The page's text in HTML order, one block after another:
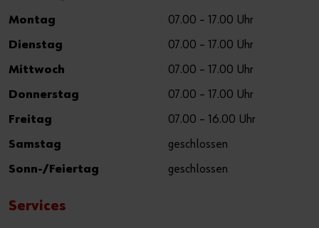
Montag 07.00 – 17.00 Uhr
Dienstag 07.00 – 17.00 Uhr
Mittwoch 07.00 – 17.00 Uhr
Donnerstag 07.00 – 17.00 Uhr
Freitag 07.00 – 16.00 Uhr
Samstag geschlossen
Sonn-/Feiertag geschlossen
Services